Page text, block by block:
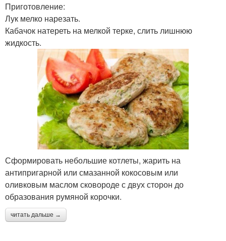
Приготовление:
Лук мелко нарезать.
Кабачок натереть на мелкой терке, слить лишнюю
жидкость.
Сформировать небольшие котлеты, жарить на
антипригарной или смазанной кокосовым или
оливковым маслом сковороде с двух сторон до
образования румяной корочки.
читать дальше →